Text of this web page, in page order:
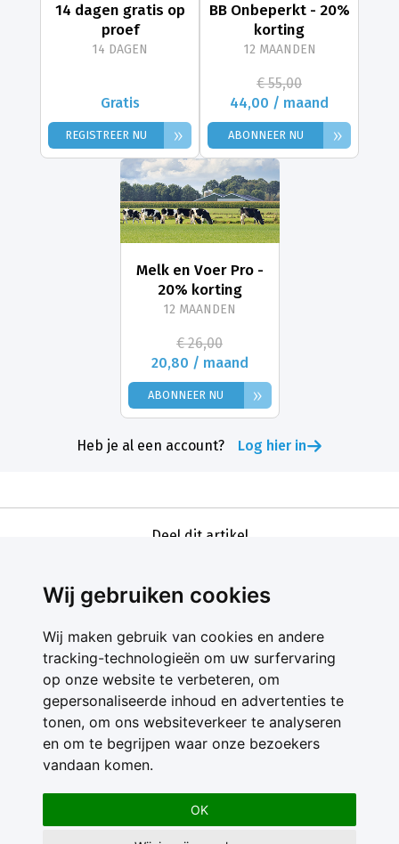
Wij gebruiken cookies
Wij maken gebruik van cookies en andere
tracking-technologieën om uw surfervaring
op onze website te verbeteren, om
gepersonaliseerde inhoud en advertenties te
tonen, om ons websiteverkeer te analyseren
en om te begrijpen waar onze bezoekers
vandaan komen.
OK
14 dagen gratis op
proef
14 DAGEN
Gratis
REGISTREER NU »
BB Onbeperkt - 20%
korting
12 MAANDEN
€ 55,00
44,00 / maand
ABONNEER NU »
Melk en Voer Pro -
20% korting
12 MAANDEN
€ 26,00
20,80 / maand
ABONNEER NU »
Heb je al een account? Log hier in
Deel dit artikel
Contact
Feedback
Nieuwsbrief
Adverteren
Gebruikersvoorwaarden
Privacy Statement